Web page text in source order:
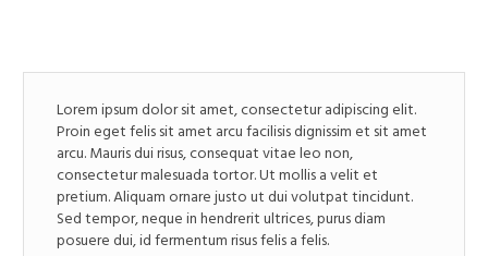
Lorem ipsum dolor sit amet, consectetur adipiscing elit.
Proin eget felis sit amet arcu facilisis dignissim et sit amet
arcu. Mauris dui risus, consequat vitae leo non,
consectetur malesuada tortor. Ut mollis a velit et
pretium. Aliquam ornare justo ut dui volutpat tincidunt.
Sed tempor, neque in hendrerit ultrices, purus diam
posuere dui, id fermentum risus felis a felis.